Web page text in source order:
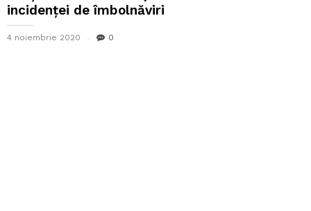
incidenței de îmbolnăviri
4 noiembrie 2020 0